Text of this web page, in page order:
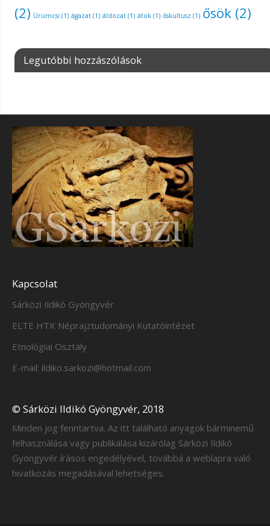
(2) Ürümcsi (1) ágazat(1) áldozat(1) átok(1) őskultusz (1) ősök(2)
Legutóbbi hozzászólások
Kapcsolat
Sárközi Ildikó Gyöngyvér
ELTE HTK Néprajztudományi Kutatóintézet
Etnológiai Osztály
E-mail: ildiko.sarkozi@hotmail.com
© Sárközi Ildikó Gyöngyvér, 2018
Minden jog fenntartva. Az itt található anyagok bárminemű
felhasználása vagy publikálása kizárólag Sárközi Ildikó
Gyöngyvér írásos engedélyével, továbbá a weblapra való
hivatkozás megadásával lehetséges.